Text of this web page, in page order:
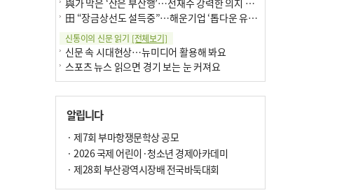
與가 막은 ‘산은 부산행’…전재수 강력한 의지 표명 없인 공염불
田 “장금상선도 설득중”…해운기업 ‘톱다운 유치전’ 가속
신통이의 신문 읽기 [전체보기]
신문 속 시대현상…뉴미디어 활용해 봐요
스포츠 뉴스 읽으면 경기 보는 눈 커져요
구·군 승진 축하화분 관행 없애자니 소상공인 울상
팩트체크 [전체보기]
알립니다
· 제7회 부마항쟁문학상 공모
· 2026 국제 어린이·청소년 경제아카데미
· 제28회 부산광역시장배 전국바둑대회